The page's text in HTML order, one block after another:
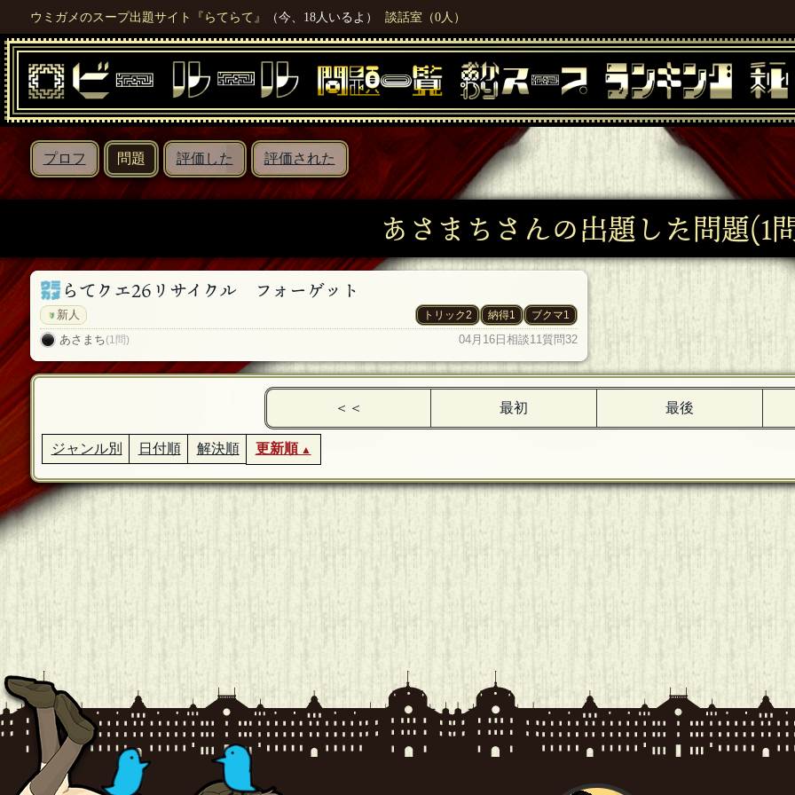
ウミガメのスープ出題サイト『らてらて』 （今、18人いるよ） 談話室（0人）
プロフ 問題 評価した 評価された
あさまちさんの出題した問題(1
らてクエ26リサイクル フォーゲット
新人 トリック2 納得1 ブクマ1
あさまち(1問) 04月16日 相談11質問32
＜＜ 最初 最後
ジャンル別 日付順 解決順 更新順